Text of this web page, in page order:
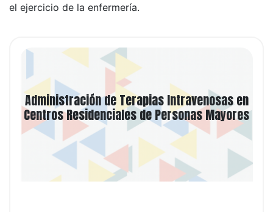
el ejercicio de la enfermería.
Administración de Terapias Intravenosas en
Centros Residenciales de Personas Mayores